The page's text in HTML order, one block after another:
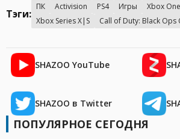
Тэги:
ПК Activision PS4 Игры Xbox One
Xbox Series X|S
Call of Duty: Black Ops
SHAZOO YouTube
SHAZOO в Twitter
ПОПУЛЯРНОЕ СЕГОДНЯ